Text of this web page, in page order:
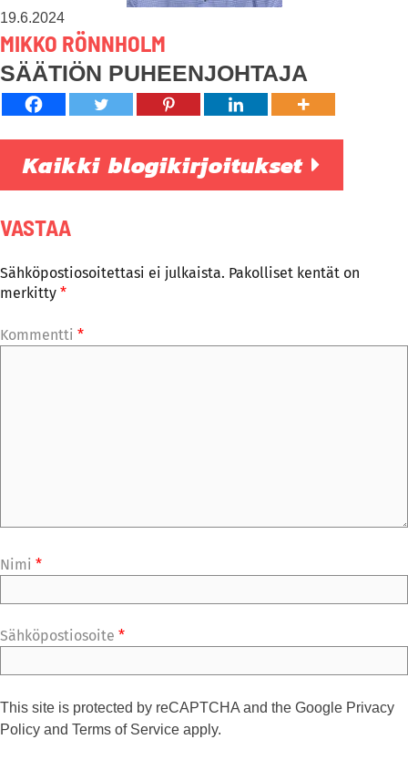
19.6.2024
MIKKO RÖNNHOLM
SÄÄTIÖN PUHEENJOHTAJA
Kaikki blogikirjoitukset
VASTAA
Sähköpostiosoitettasi ei julkaista. Pakolliset kentät on
merkitty *
Kommentti *
Nimi *
Sähköpostiosoite *
This site is protected by reCAPTCHA and the Google Privacy
Policy and Terms of Service apply.